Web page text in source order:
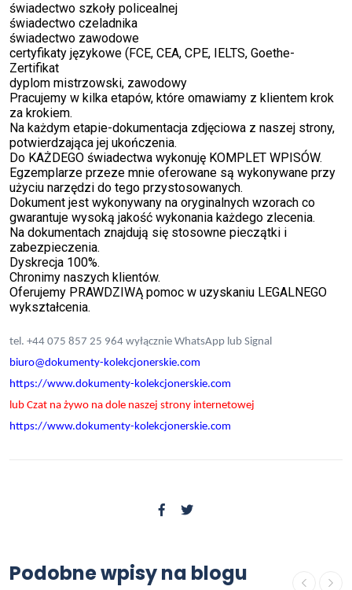
świadectwo szkoły policealnej
świadectwo czeladnika
świadectwo zawodowe
certyfikaty językowe (FCE, CEA, CPE, IELTS, Goethe-
Zertifikat
dyplom mistrzowski, zawodowy
Pracujemy w kilka etapów, które omawiamy z klientem krok
za krokiem.
Na każdym etapie-dokumentacja zdjęciowa z naszej strony,
potwierdzająca jej ukończenia.
Do KAŻDEGO świadectwa wykonuję KOMPLET WPISÓW.
Egzemplarze przeze mnie oferowane są wykonywane przy
użyciu narzędzi do tego przystosowanych.
Dokument jest wykonywany na oryginalnych wzorach co
gwarantuje wysoką jakość wykonania każdego zlecenia.
Na dokumentach znajdują się stosowne pieczątki i
zabezpieczenia.
Dyskrecja 100%.
Chronimy naszych klientów.
Oferujemy PRAWDZIWĄ pomoc w uzyskaniu LEGALNEGO
wykształcenia.
tel. +44 075 857 25 964 wyłącznie WhatsApp lub Signal
biuro@dokumenty-kolekcjonerskie.com
https://www.dokumenty-kolekcjonerskie.com
lub Czat na żywo na dole naszej strony internetowej
https://www.dokumenty-kolekcjonerskie.com
Podobne wpisy na blogu
OFERTA
Kup paszport kolekcjonerski -
osobisty, Kupie paszport, Kupie
Kupie dowód osobisty
kolekcjonerski, Kupie paszport